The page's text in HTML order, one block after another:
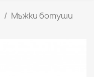
Мъжки ботуши